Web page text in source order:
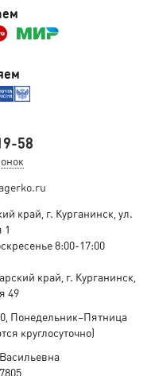
58
край, г. Курганинск, ул.
1
8:00-17:00
край, г. Курганинск,
49
Понедельник–Пятница
круглосуточно)